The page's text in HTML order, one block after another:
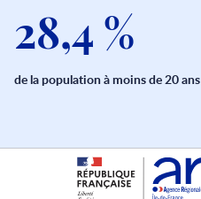
28,4 %
de la population à moins de 20 ans